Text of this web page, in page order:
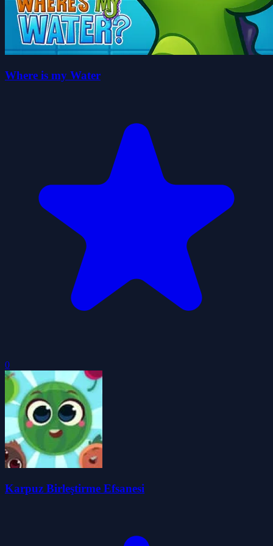
Where is my Water
0
Karpuz Birleştirme Efsanesi